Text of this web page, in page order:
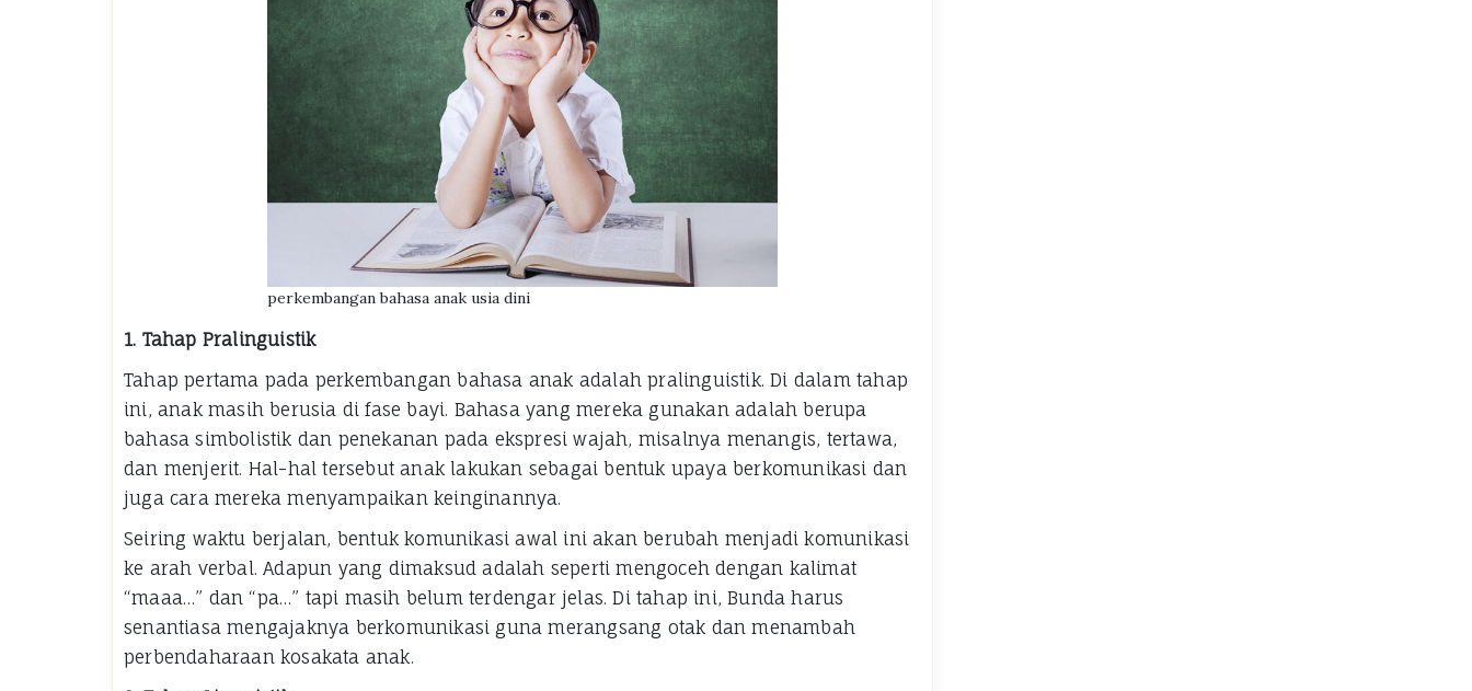
perkembangan bahasa anak usia dini
1. Tahap Pralinguistik
Tahap pertama pada perkembangan bahasa anak adalah pralinguistik. Di dalam tahap
ini, anak masih berusia di fase bayi. Bahasa yang mereka gunakan adalah berupa
bahasa simbolistik dan penekanan pada ekspresi wajah, misalnya menangis, tertawa,
dan menjerit. Hal-hal tersebut anak lakukan sebagai bentuk upaya berkomunikasi dan
juga cara mereka menyampaikan keinginannya.
Seiring waktu berjalan, bentuk komunikasi awal ini akan berubah menjadi komunikasi
ke arah verbal. Adapun yang dimaksud adalah seperti mengoceh dengan kalimat
“maaa…” dan “pa…” tapi masih belum terdengar jelas. Di tahap ini, Bunda harus
senantiasa mengajaknya berkomunikasi guna merangsang otak dan menambah
perbendaharaan kosakata anak.